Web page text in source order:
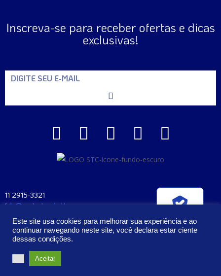
Inscreva-se para receber ofertas e dicas
exclusivas!
11 2915-3321
fale@santaclara.ind.br
CEP: 04225-000
2023 – Todos os Direitos Reservados | Santa Clara Manufatura e
Cosméticos Ltda. CNPJ: 57.407.397/0001-58
Este site usa cookies para melhorar sua experiência e ao
continuar navegando neste site, você declara estar ciente
dessas condições.
Aceitar